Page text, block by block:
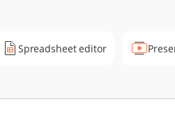
Spreadsheet editor